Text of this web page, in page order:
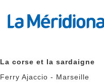
La corse et la sardaigne
Ferry Ajaccio - Marseille